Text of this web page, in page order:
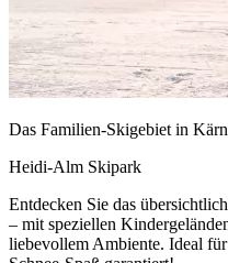
Das Familien-Skigebiet in
Heidi-Alm Skipark
Entdecken Sie das
– mit speziellen
liebevollem Ambiente. Ideal